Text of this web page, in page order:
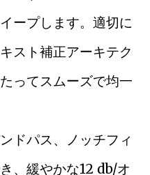
ープします。適切に
スト補正アーキテク
ってスムーズで均一
ドパス、ノッチフィ
、緩やかな12 db/オ